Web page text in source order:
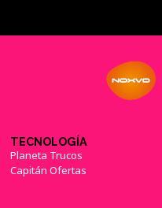
TECNOLOGÍA
Planeta Trucos
Capitán Ofertas